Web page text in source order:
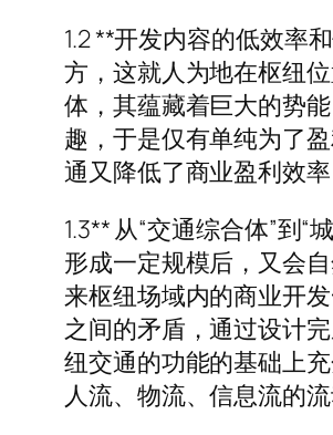
1.2 **开发内容的低效率
方，这就人为地在枢纽
体，其蕴藏着巨大的势
趣，于是仅有单纯为了
通又降低了商业盈利效
1.3** 从“交通综合体”到
形成一定规模后，又会
来枢纽场域内的商业开
之间的矛盾，通过设计
纽交通的功能的基础上
人流、物流、信息流的